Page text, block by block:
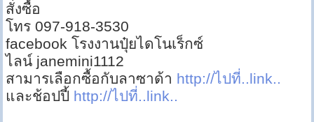
สั่งซื้อ
โทร 097-918-3530
facebook โรงงานปุ๋ยไดโนเร็กซ์
ไลน์ janemini1112
สามารเลือกซื้อกับลาซาด้า http://ไปที่..link..
และช้อปปี้ http://ไปที่..link..